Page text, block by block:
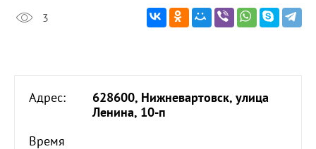
3
Адрес:
628600, Нижневартовск, улица
Ленина, 10-п
Время